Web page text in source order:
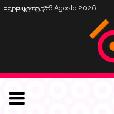
Jueves, 06 Agosto 2026
ESPENGPORT